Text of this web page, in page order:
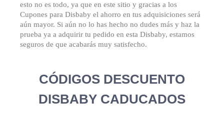
esto no es todo, ya que en este sitio y gracias a los
Cupones para Disbaby el ahorro en tus adquisiciones será
aún mayor. Si aún no lo has hecho no dudes más y haz la
prueba ya a adquirir tu pedido en esta Disbaby, estamos
seguros de que acabarás muy satisfecho.
CÓDIGOS DESCUENTO
DISBABY CADUCADOS